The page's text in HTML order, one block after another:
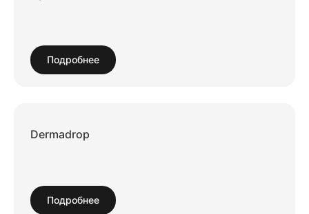
Подробнее
Dermadrop
Подробнее